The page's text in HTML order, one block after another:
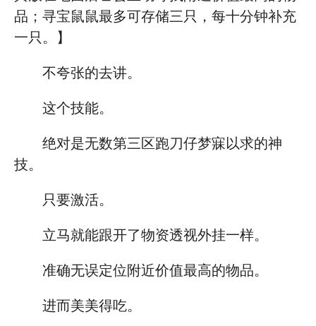
品；寻宝鼠鼠最多可存储三只，每十分钟补充
一只。】
不夸张的去讲。
这个技能。
绝对是无数第三区跑刀仔梦寐以求的神
技。
只要激活。
立马就能跟开了物资透视外挂一样。
准确无误定位附近价值最高的物品。
进而美美得吃。